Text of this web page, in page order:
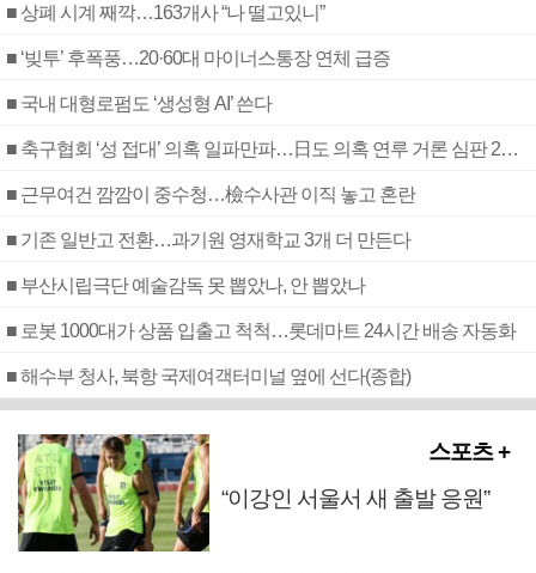
■ 상폐 시계 째깍…163개사 “나 떨고있니”
■ ‘빚투’ 후폭풍…20·60대 마이너스통장 연체 급증
■ 국내 대형로펌도 ‘생성형 AI’ 쓴다
■ 축구협회 ‘성 접대’ 의혹 일파만파…日도 의혹 연루 거론 심판 2명 조사
■ 근무여건 깜깜이 중수청…檢수사관 이직 놓고 혼란
■ 기존 일반고 전환…과기원 영재학교 3개 더 만든다
■ 부산시립극단 예술감독 못 뽑았나, 안 뽑았나
■ 로봇 1000대가 상품 입출고 척척…롯데마트 24시간 배송 자동화
■ 해수부 청사, 북항 국제여객터미널 옆에 선다(종합)
스포츠 +
“이강인 서울서 새 출발 응원”